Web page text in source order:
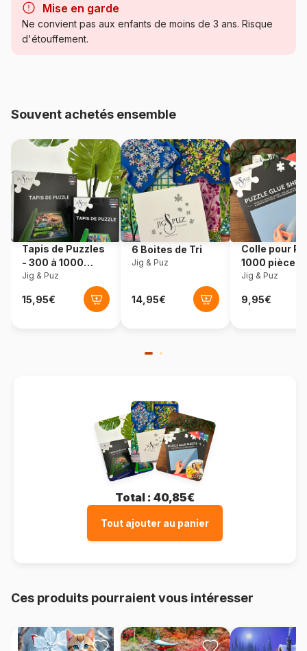
Catégorie Puzzles - Bébés et Enfants
Référence Bluebird-Puzzle-F-90628
EAN 3663384906282
Nombre de pièces 24 pièces
Dimensions 48 x 34 cm
Matière primaire
Format boîte Boîte en carton
Mise en garde
Ne convient pas aux enfants de moins de 3 ans. Risque
d'étouffement.
Souvent achetés ensemble
Tapis de Puzzles
- 300 à 1000
pièces
Jig & Puz
6 Boites de Tri
Jig & Puz
Colle pour
1000 pièces
Jig & Puz
Total : 40,85€
Tout ajouter au panier
Ces produits pourraient vous intéresser